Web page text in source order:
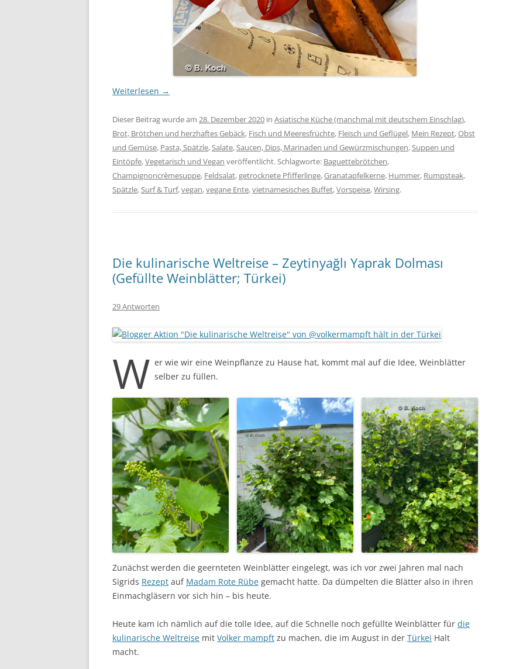
Weiterlesen →
Dieser Beitrag wurde am 28. Dezember 2020 in Asiatische Küche (manchmal mit deutschem Einschlag),
Brot, Brötchen und herzhaftes Gebäck, Fisch und Meeresfrüchte, Fleisch und Geflügel, Mein Rezept,Obst
und Gemüse, Pasta, Spätzle,Salate,Saucen, Dips, Marinaden und Gewürzmischungen,Suppen und
Eintöpfe,Vegetarisch und Vegan veröffentlicht. Schlagworte: Baguettebrötchen,
Champignoncrèmesuppe, Feldsalat,getrocknete Pfifferlinge,Granatapfelkerne, Hummer, Rumpsteak,
Spätzle,Surf & Turf,vegan,vegane Ente,vietnamesisches Buffet,Vorspeise,Wirsing.
Die kulinarische Weltreise – Zeytinyağlı Yaprak Dolması
(Gefüllte Weinblätter; Türkei)
29 Antworten
W er wie wir eine Weinpflanze zu Hause hat, kommt mal auf die Idee, Weinblätter
selber zu füllen.
Zunächst werden die geernteten Weinblätter eingelegt, was ich vor zwei Jahren mal nach
Sigrids Rezept auf Madam Rote Rübe gemacht hatte. Da dümpelten die Blätter also in ihren
Einmachgläsern vor sich hin – bis heute.
Heute kam ich nämlich auf die tolle Idee, auf die Schnelle noch gefüllte Weinblätter für die
kulinarische Weltreise mit Volker mampft zu machen, die im August in der Türkei Halt
macht.